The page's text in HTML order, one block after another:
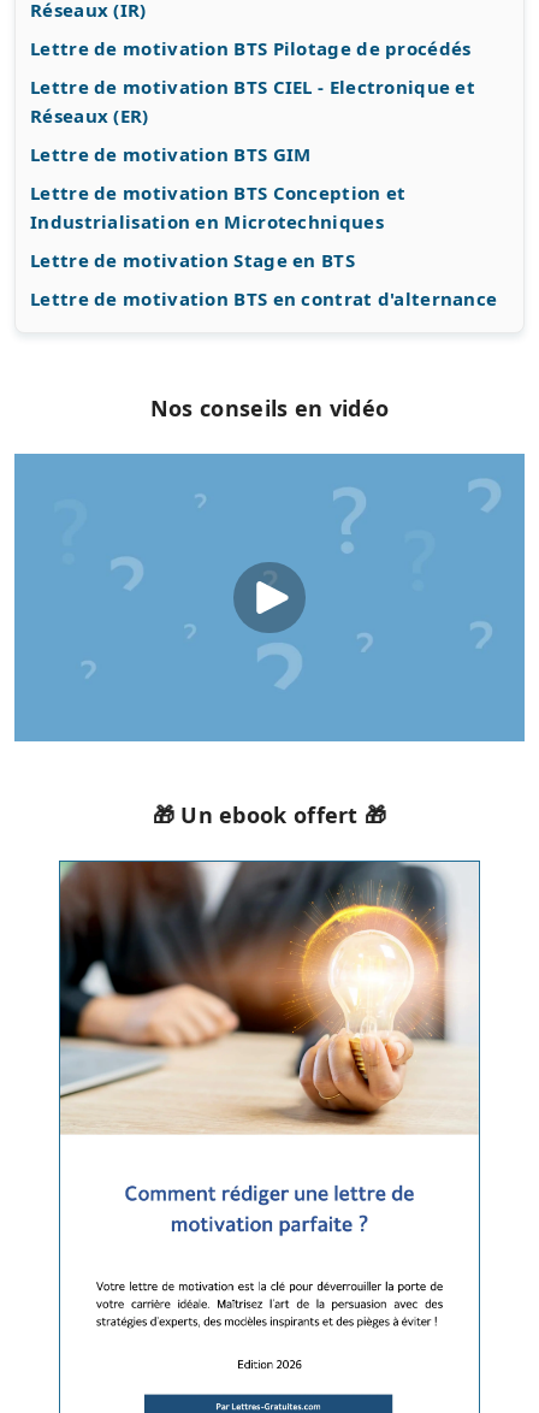
Réseaux (IR)
Lettre de motivation BTS Pilotage de procédés
Lettre de motivation BTS CIEL - Electronique et
Réseaux (ER)
Lettre de motivation BTS GIM
Lettre de motivation BTS Conception et
Industrialisation en Microtechniques
Lettre de motivation Stage en BTS
Lettre de motivation BTS en contrat d'alternance
Nos conseils en vidéo
🎁 Un ebook offert 🎁